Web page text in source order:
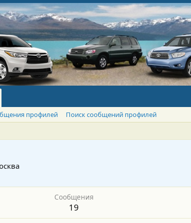
профилей
Поиск сообщений профилей
Сообщения
19